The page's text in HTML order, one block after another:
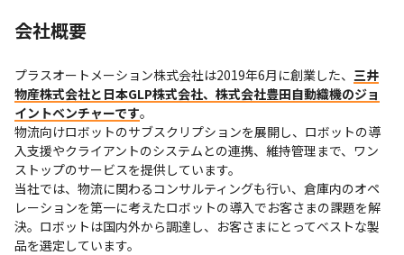
会社概要
プラスオートメーション株式会社は2019年6月に創業した、 三井
物産株式会社と日本GLP株式会社、株式会社豊田自動織機のジョ
イントベンチャーです。
物流向けロボットのサブスクリプションを展開し、ロボットの導
入支援やクライアントのシステムとの連携、維持管理まで、ワン
ストップのサービスを提供しています。
当社では、物流に関わるコンサルティングも行い、倉庫内のオペ
レーションを第一に考えたロボットの導入でお客さまの課題を解
決。ロボットは国内外から調達し、お客さまにとってベストな製
品を選定しています。